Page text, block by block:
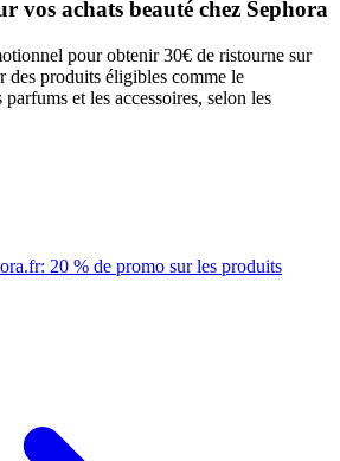
vos achats beauté chez Sephora
pour obtenir 30€ de ristourne sur
des produits éligibles comme le
et les accessoires, selon les
20 % de promo sur les produits